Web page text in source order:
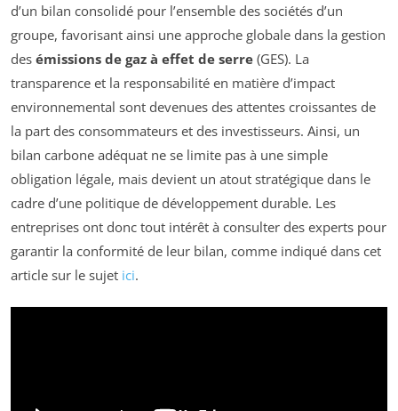
d’un bilan consolidé pour l’ensemble des sociétés d’un
groupe, favorisant ainsi une approche globale dans la gestion
des émissions de gaz à effet de serre (GES). La
transparence et la responsabilité en matière d’impact
environnemental sont devenues des attentes croissantes de
la part des consommateurs et des investisseurs. Ainsi, un
bilan carbone adéquat ne se limite pas à une simple
obligation légale, mais devient un atout stratégique dans le
cadre d’une politique de développement durable. Les
entreprises ont donc tout intérêt à consulter des experts pour
garantir la conformité de leur bilan, comme indiqué dans cet
article sur le sujet ici.